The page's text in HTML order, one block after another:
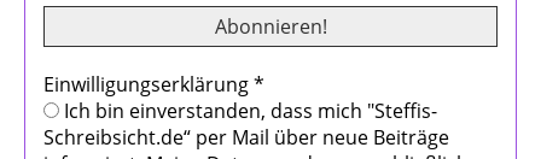
Einwilligungserklärung*
Ich bin einverstanden, dass mich "Steffis-
Schreibsicht.de“ per Mail über neue Beiträge